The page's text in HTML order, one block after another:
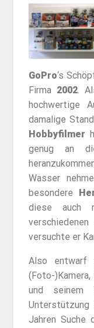
GoPro‘s
Firma 2002.
hochwertige
damalige
Hobbyfilmer
genug an
Wasser
besondere
diese auch
versuchte er
Also
(Foto-
und seinem
Jahren Suche